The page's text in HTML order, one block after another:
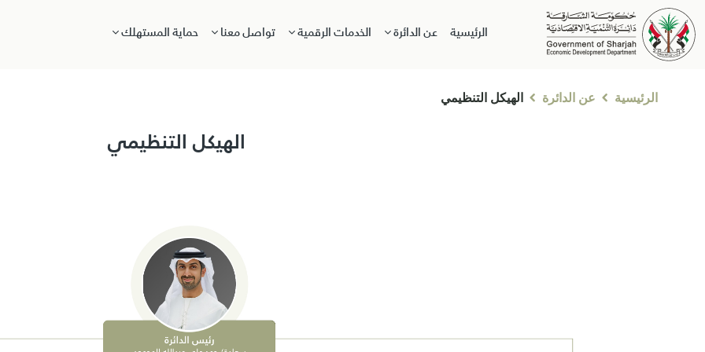
الرئيسية عن الدائرة الخدمات الرقمية تواصل معنا حماية المستهلك
الرئيسية عن الدائرة الهيكل التنظيمي
الهيكل التنظيمي